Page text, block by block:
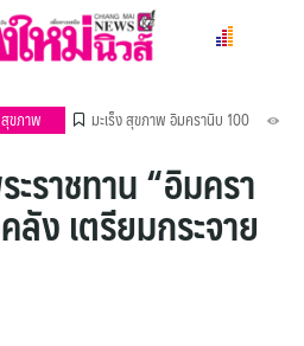
สุขภาพ มะเร็งสุขภาพอิมครานิบ 100
ะราชทาน “อิมครา
ง เตรียมกระจาย